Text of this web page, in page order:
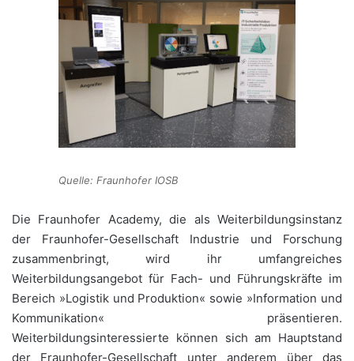
Quelle: Fraunhofer IOSB
Die Fraunhofer Academy, die als Weiterbildungsinstanz
der Fraunhofer-Gesellschaft Industrie und Forschung
zusammenbringt, wird ihr umfangreiches
Weiterbildungsangebot für Fach- und Führungskräfte im
Bereich »Logistik und Produktion« sowie »Information und
Kommunikation« präsentieren.
Weiterbildungsinteressierte können sich am Hauptstand
der Fraunhofer-Gesellschaft unter anderem über das